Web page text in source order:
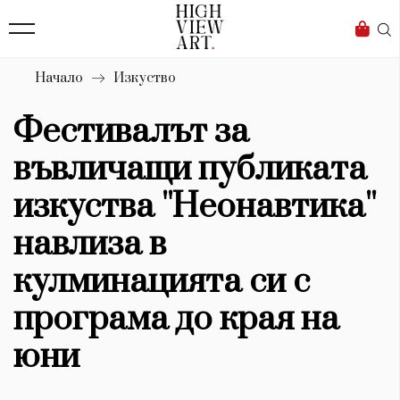
Бизнес
Мода
Dialogue
Изкуство
4340
Красота
777
Дизайн
1272
Начало Изкуство
Фестивалът за
въвличащи публиката
изкуства ''Неонавтика''
навлиза в
кулминацията си с
програма до края на
юни